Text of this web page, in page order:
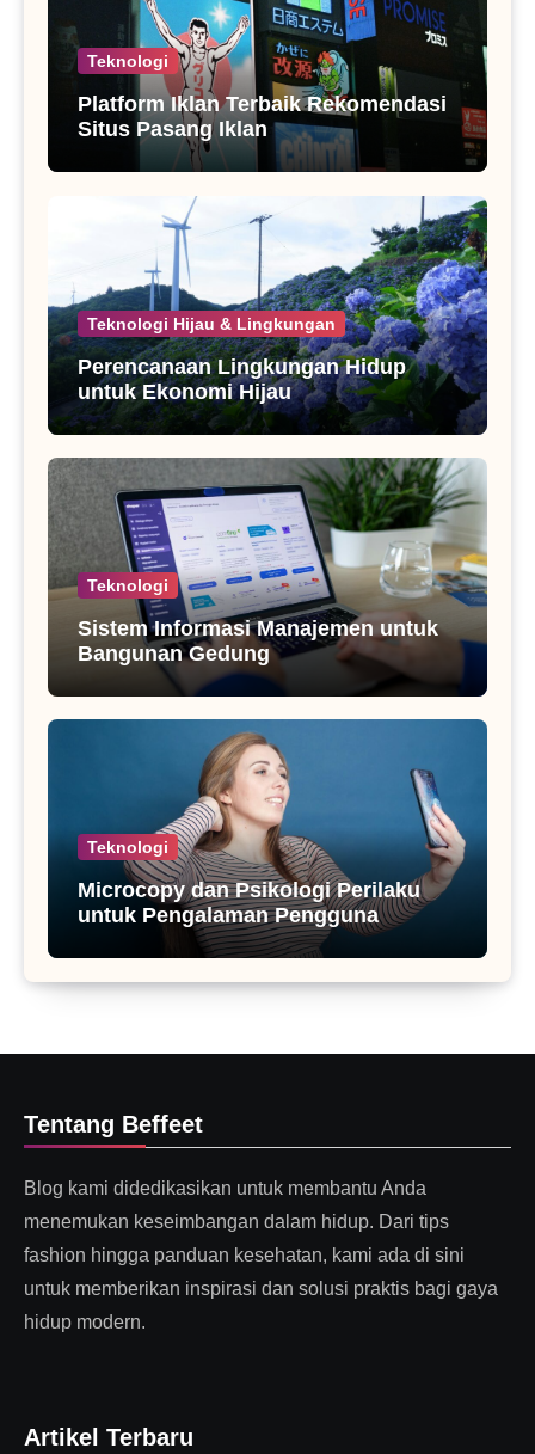
Teknologi
Platform Iklan Terbaik Rekomendasi
Situs Pasang Iklan
Teknologi Hijau & Lingkungan
Perencanaan Lingkungan Hidup
untuk Ekonomi Hijau
Teknologi
Sistem Informasi Manajemen untuk
Bangunan Gedung
Teknologi
Microcopy dan Psikologi Perilaku
untuk Pengalaman Pengguna
Tentang Beffeet
Blog kami didedikasikan untuk membantu Anda
menemukan keseimbangan dalam hidup. Dari tips
fashion hingga panduan kesehatan, kami ada di sini
untuk memberikan inspirasi dan solusi praktis bagi gaya
hidup modern.
Artikel Terbaru